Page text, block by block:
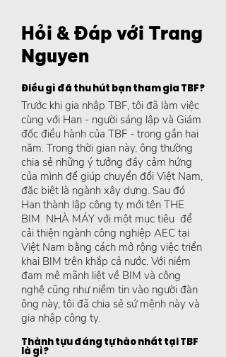
Hỏi & Đáp với Trang
Nguyen
Điều gì đã thu hút bạn tham gia TBF?
Trước khi gia nhập TBF, tôi đã làm việc
cùng với Han - người sáng lập và Giám
đốc điều hành của TBF - trong gần hai
năm. Trong thời gian này, ông thường
chia sẻ những ý tưởng đầy cảm hứng
của mình để giúp chuyển đổi Việt Nam,
đặc biệt là ngành xây dựng. Sau đó
Han thành lập công ty mới tên THE
BIM NHÀ MÁY với một mục tiêu để
cải thiện ngành công nghiệp AEC tại
Việt Nam bằng cách mở rộng việc triển
khai BIM trên khắp cả nước. Với niềm
đam mê mãnh liệt về BIM và công
nghệ cũng như niềm tin vào người đàn
ông này, tôi đã chia sẻ sứ mệnh này và
gia nhập công ty.
Thành tựu đáng tự hào nhất tại TBF
là gì?